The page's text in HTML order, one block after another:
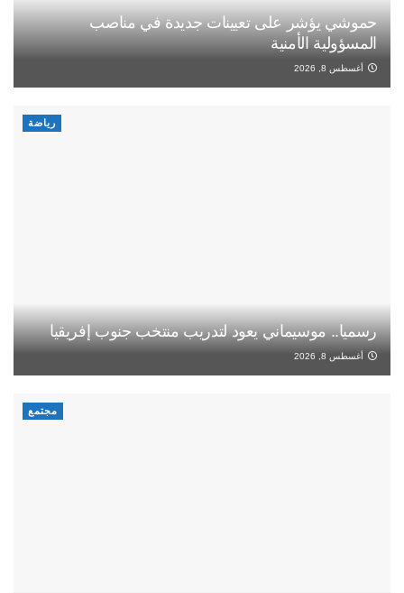
حموشي يؤشر على تعيينات جديدة في مناصب
المسؤولية الأمنية
أغسطس 8, 2026
رياضة
رسميا.. موسيماني يعود لتدريب منتخب جنوب إفريقيا
أغسطس 8, 2026
مجتمع